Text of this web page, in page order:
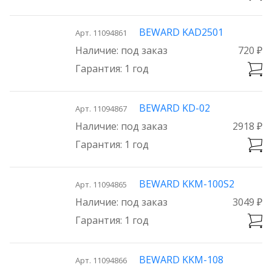
под заказ
Арт. 11094861
BEWARD KAD2501
720 ₽
1 год
под заказ
Арт. 11094867
BEWARD KD-02
2918 ₽
1 год
под заказ
Арт. 11094865
BEWARD KKM-100S2
3049 ₽
1 год
Арт. 11094866
BEWARD KKM-108